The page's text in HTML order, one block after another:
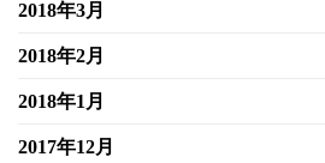
2018年3月
2018年2月
2018年1月
2017年12月